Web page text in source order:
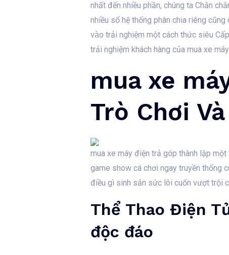
nhất đến nhiều phần, chúng ta Chắn
nhiều số hệ thống phân chia riêng
vào trải nghiệm một cách thức siêu
trải nghiệm khách hàng của mua xe
mua xe
Trò Chơi
mua xe máy điện trả góp thành lập
game show cá chơi ngay truyền thống
điều gì sinh sản sức lôi cuốn vượt trội
Thể Thao Điện
độc đáo